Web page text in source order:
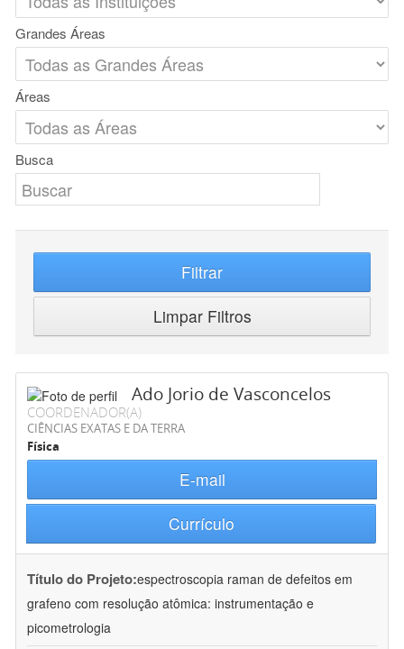
Grandes Áreas
Áreas
Busca
Filtrar
Limpar Filtros
Ado Jorio de Vasconcelos
COORDENADOR(A)
CIÊNCIAS EXATAS E DA TERRA
Física
E-mail
Currículo
Título do Projeto:espectroscopia raman de defeitos em
grafeno com resolução atômica: instrumentação e
picometrologia